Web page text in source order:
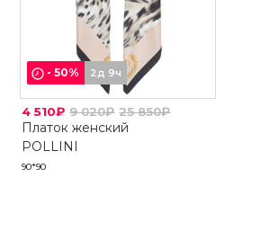
-50% 2д 9ч
4 510₽ 9 020₽ 25 850₽
Платок женский
POLLINI
90*90